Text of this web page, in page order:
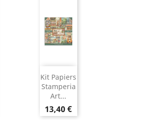
Kit Papiers
Stamperia
Art...
13,40 €